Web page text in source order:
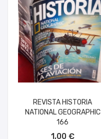
REVISTA HISTORIA
NATIONAL GEOGRAPHIC
166
1,00 €